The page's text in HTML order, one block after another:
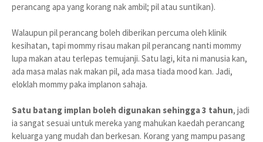
perancang apa yang korang nak ambil; pil atau suntikan).
Walaupun pil perancang boleh diberikan percuma oleh klinik
kesihatan, tapi mommy risau makan pil perancang nanti mommy
lupa makan atau terlepas temujanji. Satu lagi, kita ni manusia kan,
ada masa malas nak makan pil, ada masa tiada mood kan. Jadi,
eloklah mommy paka implanon sahaja.
Satu batang implan boleh digunakan sehingga 3 tahun, jadi
ia sangat sesuai untuk mereka yang mahukan kaedah perancang
keluarga yang mudah dan berkesan. Korang yang mampu pasang